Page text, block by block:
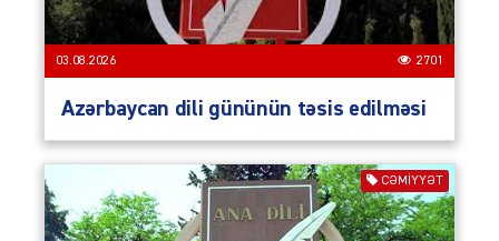
03.08.2026 2701
Azərbaycan dili gününün təsis edilməsi
CƏMIYYƏT